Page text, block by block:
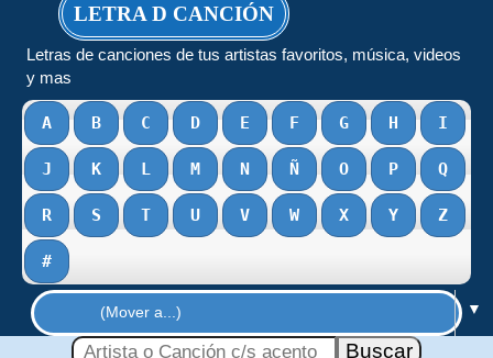
LETRA D CANCIÓN
Letras de canciones de tus artistas favoritos, música, videos
y mas
A B C D E F G H I
J K L M N Ñ O P Q
R S T U V W X Y Z
#
▼